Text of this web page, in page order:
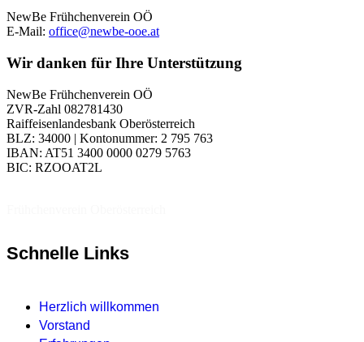
NewBe Frühchenverein OÖ
E-Mail: office@newbe-ooe.at
Wir danken für Ihre Unterstützung
NewBe Frühchenverein OÖ
ZVR-Zahl 082781430
Raiffeisenlandesbank Oberösterreich
BLZ: 34000 | Kontonummer: 2 795 763
IBAN: AT51 3400 0000 0279 5763
BIC: RZOOAT2L
Schnelle Links
Herzlich willkommen
Vorstand